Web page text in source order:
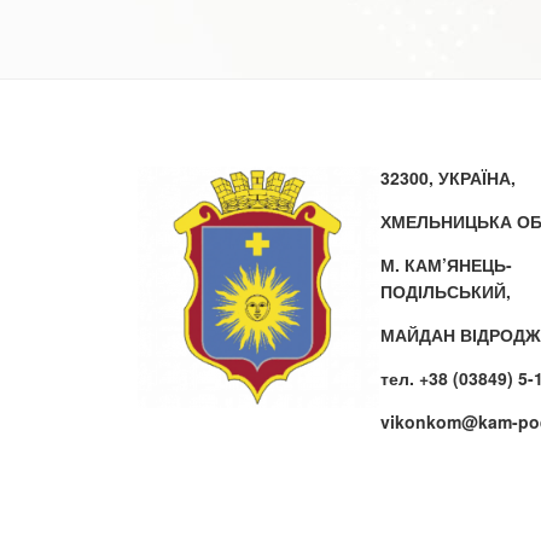
32300, УКРАЇНА,
ХМЕЛЬНИЦЬКА
М. КАМ’ЯНЕЦЬ-
ПОДІЛЬСЬКИЙ,
МАЙДАН
тел. +38 (03849) 5-
vikonkom@kam-